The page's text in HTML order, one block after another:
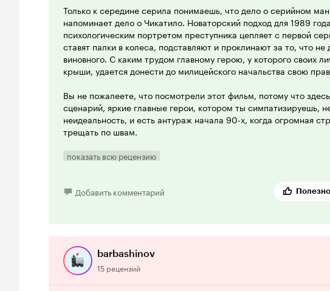
Только к середине серила понимаешь, что дело о серийном
напоминает дело о Чикатило. Новаторский подход для 1989
психологическим портретом преступника цепляет с первой
ставят палки в колеса, подставляют и проклинают за то, что не
виновного. С каким трудом главному герою, у которого своих
крыши, удается донести до милицейского начальства свою
Вы не пожалеете, что посмотрели этот фильм, потому что
сценарий, яркие главные герои, котором ты симпатизируешь,
неидеальность, и есть антураж начала 90-х, когда огромная
трещать по швам.
показать всю рецензию
Добавить комментарий Полезно
barbashinov
15 рецензий